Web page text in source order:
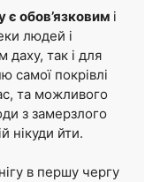
є обов’язковим і
людей і
даху, так і для
покрівлі
та можливого
з замерзлого
нікуди йти.
в першу чергу